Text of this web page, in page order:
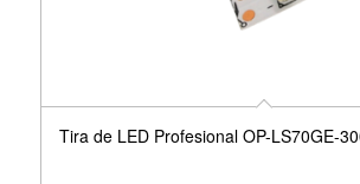
Tira de LED Profesional OP-LS70GE-